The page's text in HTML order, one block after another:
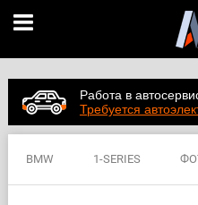
Работа в
Требуется
BMW 1-SERIES